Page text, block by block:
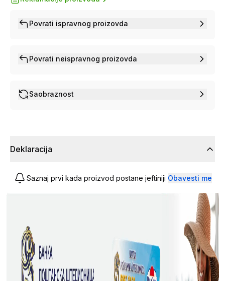
Povrati ispravnog proizovda
Povrati neispravnog proizovda
Saobraznost
Deklaracija
Saznaj prvi kada proizvod postane jeftiniji Obavesti me